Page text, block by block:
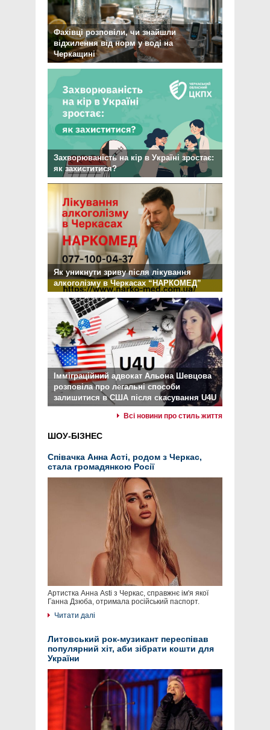
Фахівці розповіли, чи знайшли
відхилення від норм у воді на
Черкащині
Захворюваність на кір в Україні зростає:
як захиститися?
Як уникнути зриву після лікування
алкоголізму в Черкасах “НАРКОМЕД”
Імміграційний адвокат Альона Шевцова
розповіла про легальні способи
залишитися в США після скасування U4U
Всі новини про стиль життя
ШОУ-БІЗНЕС
Співачка Анна Асті, родом з Черкас,
стала громадянкою Росії
Артистка Анна Asti з Черкас, справжнє ім'я якої
Ганна Дзюба, отримала російський паспорт.
Читати далі
Литовський рок-музикант переспівав
популярний хіт, аби зібрати кошти для
України